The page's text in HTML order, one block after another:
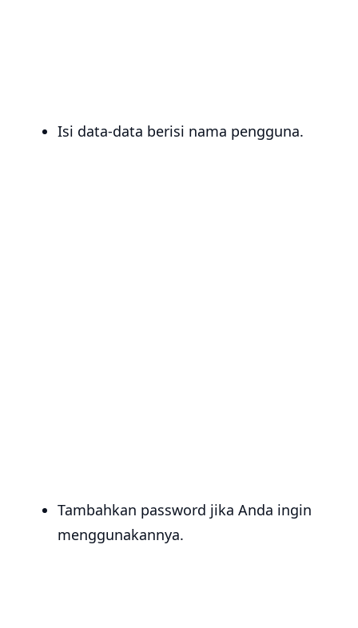
Isi data-data berisi nama pengguna.
Tambahkan password jika Anda ingin
menggunakannya.